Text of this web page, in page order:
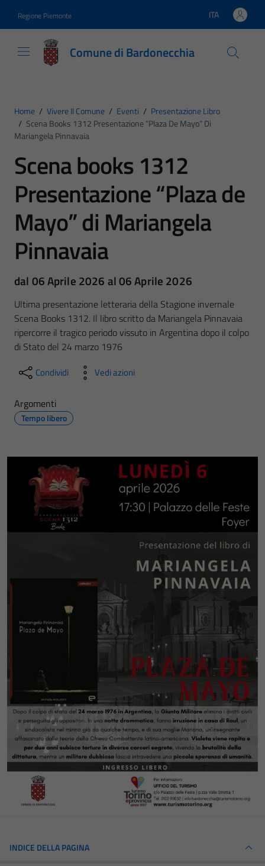
Regione Piemonte Lingua attiva:
ITA
Comune di Bardonecchia
Home / Vivere Il Comune / Eventi / Presentazione Libro
/ Scena Books 1312 Presentazione “Plaza De Mayo” Di
Mariangela Pinnavaia
Scena books 1312
Presentazione “Plaza de
Mayo” di Mariangela
Pinnavaia
dal 06 Aprile 2026 al 06 Aprile 2026
Ultima presentazione letteraria della Stagione invernale
Scena Books 1312. Il libro scritto da Mariangela Pinnavaia
ripercorre il tragico periodo vissuto in Argentina dopo il colpo
di Stato del 24 marzo 1976
Condividi Vedi azioni
Argomenti
Tempo libero
INDICE DELLA PAGINA